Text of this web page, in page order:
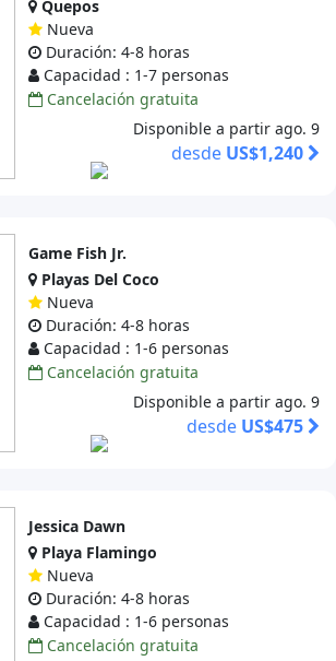
Quepos
Nueva
Duración: 4-8 horas
Capacidad : 1-7 personas
Cancelación gratuita
Disponible a partir ago. 9
desde US$1,240
Game Fish Jr.
Playas Del Coco
Nueva
Duración: 4-8 horas
Capacidad : 1-6 personas
Cancelación gratuita
Disponible a partir ago. 9
desde US$475
Jessica Dawn
Playa Flamingo
Nueva
Duración: 4-8 horas
Capacidad : 1-6 personas
Cancelación gratuita